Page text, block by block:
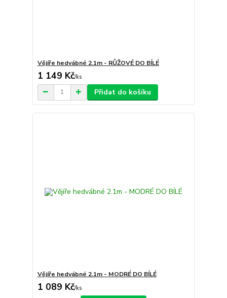
Vějíře hedvábné 2.1m - RŮŽOVÉ DO BÍLÉ
1 149 Kč/ks
Přidat do košíku
Vějíře hedvábné 2.1m - MODRÉ DO BÍLÉ
1 089 Kč/ks